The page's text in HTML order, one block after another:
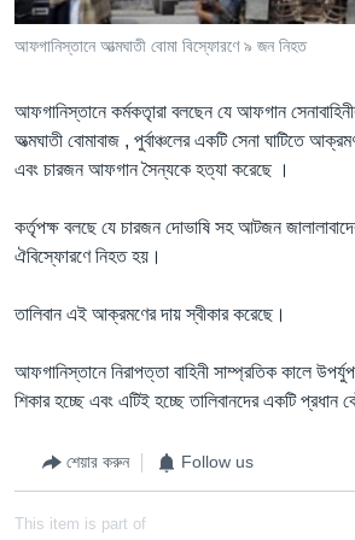
Learning English
FOLLOW US
অন্য ভাষায় ওয়েব সাইট
আফগানিস্তানে আত্মঘাতী বোমা বিস্ফোরণে ৯ জন নিহত
আফগানিস্তানে কর্মকতৃারা বলছেন যে আফগান
অত্মঘাতী বোমাবাজ , পুর্বাঞ্চলের একটি সেনা ঘাটিতে
এবং চারজন আফগান সৈন্যকে হত্যা করেছে ।
কর্তৃপক্ষ বলছে যে চারজন দোভাষি সহ আটজন
ঐবিস্ফোরণে নিহত হয়।
তালিবান এই আক্রমণের দায় স্বীকার করেছে।
আফগানিস্তানে নিরাপত্তা বাহিনী সাম্প্রতিক কালে
শিকার হচ্ছে এবং এটিই হচ্ছে তালিবানদের একটি প্রধান
শেয়ার করুন Follow us
This item is part of